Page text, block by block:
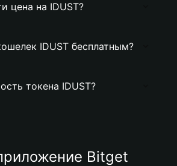
цена на IDUST?
IDUST бесплатным?
токена IDUST?
Bitget